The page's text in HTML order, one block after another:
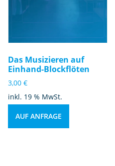
Das Musizieren auf
Einhand-Blockflöten
3,00 €
inkl. 19 % MwSt.
AUF ANFRAGE